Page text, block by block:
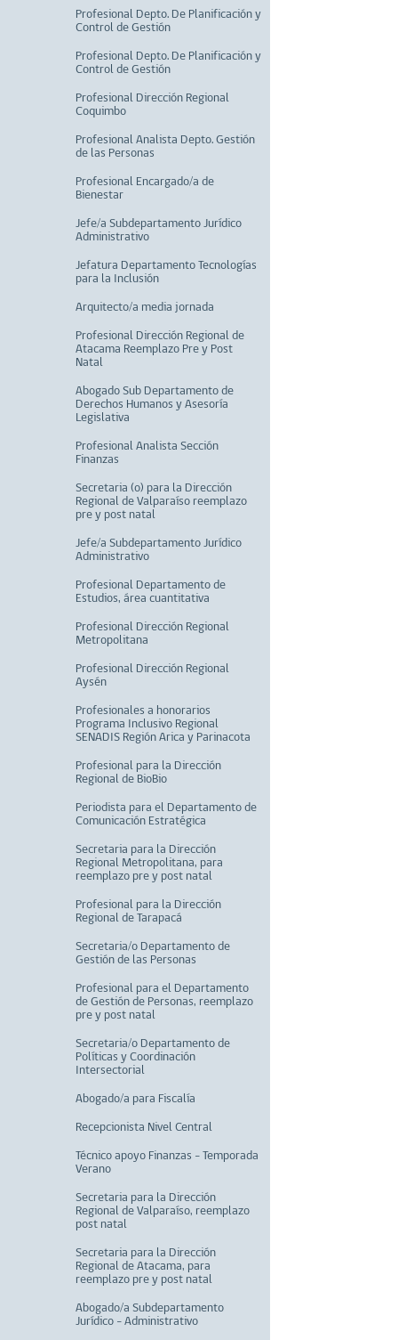
Profesional Depto. De Planificación y
Control de Gestión
Profesional Depto. De Planificación y
Control de Gestión
Profesional Dirección Regional
Coquimbo
Profesional Analista Depto. Gestión
de las Personas
Profesional Encargado/a de
Bienestar
Jefe/a Subdepartamento Jurídico
Administrativo
Jefatura Departamento Tecnologías
para la Inclusión
Arquitecto/a media jornada
Profesional Dirección Regional de
Atacama Reemplazo Pre y Post
Natal
Abogado Sub Departamento de
Derechos Humanos y Asesoría
Legislativa
Profesional Analista Sección
Finanzas
Secretaria (o) para la Dirección
Regional de Valparaíso reemplazo
pre y post natal
Jefe/a Subdepartamento Jurídico
Administrativo
Profesional Departamento de
Estudios, área cuantitativa
Profesional Dirección Regional
Metropolitana
Profesional Dirección Regional
Aysén
Profesionales a honorarios
Programa Inclusivo Regional
SENADIS Región Arica y Parinacota
Profesional para la Dirección
Regional de BioBio
Periodista para el Departamento de
Comunicación Estratégica
Secretaria para la Dirección
Regional Metropolitana, para
reemplazo pre y post natal
Profesional para la Dirección
Regional de Tarapacá
Secretaria/o Departamento de
Gestión de las Personas
Profesional para el Departamento
de Gestión de Personas, reemplazo
pre y post natal
Secretaria/o Departamento de
Políticas y Coordinación
Intersectorial
Abogado/a para Fiscalía
Recepcionista Nivel Central
Técnico apoyo Finanzas - Temporada
Verano
Secretaria para la Dirección
Regional de Valparaíso, reemplazo
post natal
Secretaria para la Dirección
Regional de Atacama, para
reemplazo pre y post natal
Abogado/a Subdepartamento
Jurídico - Administrativo